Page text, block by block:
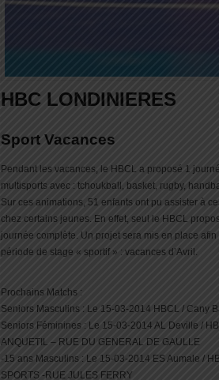
HBC LONDINIERES
Sport Vacances
Pendant les vacances, le HBCL a proposé 1
multisports avec : tchoukball, basket, rugby,
Sur ces animations, 51 enfants ont pu assister à
chez certains jeunes. En effet, seul le HBCL
journée complète. Un projet sera mis en place
période de stage « sportif » : vacances d’Avril.
Prochains Matchs :
Seniors Masculins : Le 15-03-2014 HBCL / Cany
Seniors Féminines : Le 15-03-2014 AL Deville /
ANQUETIL – RUE DU GENERAL DE GAULLE
-15 ans Masculins : Le 15-03-2014 ES Aumale /
SPORTS -RUE JULES FERRY